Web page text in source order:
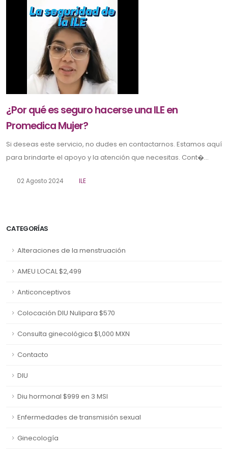
CATEGORÍAS
Alteraciones de la menstruación
AMEU LOCAL $2,499
Anticonceptivos
Colocación DIU Nulipara $570
Consulta ginecológica $1,000 MXN
Contacto
DIU
Diu hormonal $999 en 3 MSI
Enfermedades de transmisión sexual
Ginecología
¿Por qué es seguro hacerse una ILE en
Promedica Mujer?
Si deseas este servicio, no dudes en contactarnos. Estamos aquí
para brindarte el apoyo y la atención que necesitas. Cont�...
02 Agosto 2024 ILE